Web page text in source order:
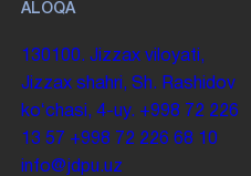
ALOQA
130100. Jizzax viloyati,
Jizzax shahri, Sh. Rashidov
koʻchasi, 4-uy. +998 72 226
13 57 +998 72 226 68 10
info@jdpu.uz